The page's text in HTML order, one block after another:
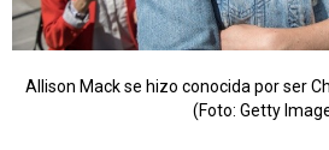
Allison Mack se hizo conocida por ser
(Foto: Getty